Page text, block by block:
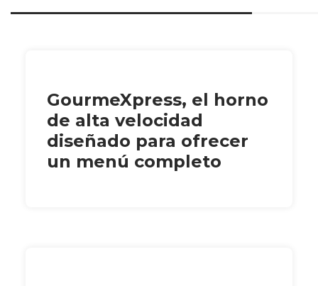
GourmeXpress, el horno
de alta velocidad
diseñado para ofrecer
un menú completo